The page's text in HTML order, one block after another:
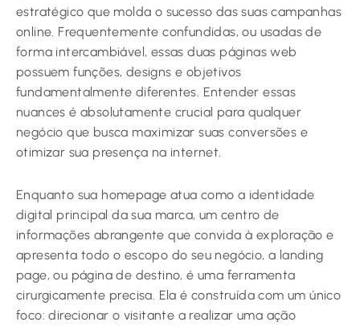
estratégico que molda o sucesso das suas campanhas
online. Frequentemente confundidas, ou usadas de
forma intercambiável, essas duas páginas web
possuem funções, designs e objetivos
fundamentalmente diferentes. Entender essas
nuances é absolutamente crucial para qualquer
negócio que busca maximizar suas conversões e
otimizar sua presença na internet.
Enquanto sua homepage atua como a identidade
digital principal da sua marca, um centro de
informações abrangente que convida à exploração e
apresenta todo o escopo do seu negócio, a landing
page, ou página de destino, é uma ferramenta
cirurgicamente precisa. Ela é construída com um único
foco: direcionar o visitante a realizar uma ação